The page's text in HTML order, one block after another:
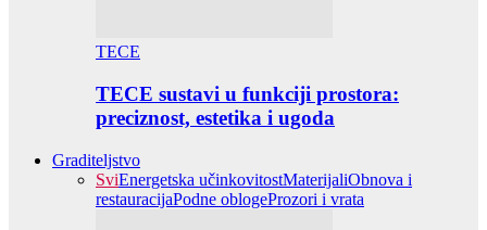
TECE
TECE sustavi u funkciji prostora:
preciznost, estetika i ugoda
Graditeljstvo
SviEnergetska učinkovitostMaterijaliObnova i
restauracijaPodne oblogeProzori i vrata